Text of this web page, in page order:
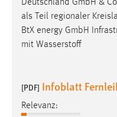
Deutschland GmbH &
als Teil regionaler
BtX energy GmbH
mit Wasserstoff
[PDF] Infoblatt
Relevanz: